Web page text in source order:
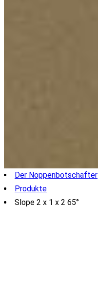
Der Noppenbotschafter
Produkte
Slope 2 x 1 x 2 65°